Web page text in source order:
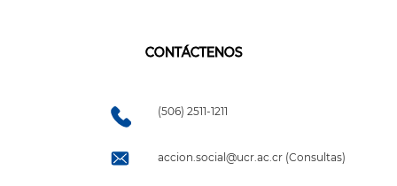
CONTÁCTENOS
(506) 2511-1211
accion.social@ucr.ac.cr (Consultas)